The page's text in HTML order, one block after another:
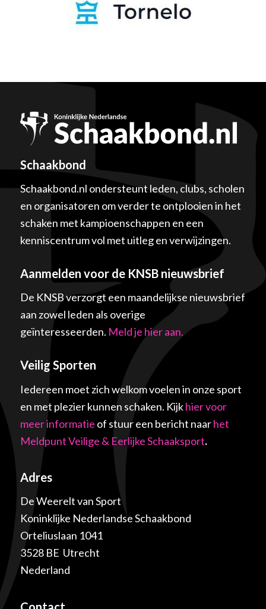
Schaakbond
Schaakbond.nl ondersteunt leden, clubs, scholen
en organisatoren om verder te ontplooien in het
schaken met kampioenschappen en een
kenniscentrum vol met uitleg en verwijzingen.
Aanmelden voor de KNSB nieuwsbrief
De KNSB verzorgt een maandelijkse nieuwsbrief
aan zowel leden als overige
geïnteresseerden. Meld je hier aan.
Veilig Sporten
Iedereen moet zich welkom voelen in onze sport
en met plezier kunnen schaken. Kijkhier voor
meer informatie of stuur een bericht naarhet
Meldpunt Veilige & Eerlijke Schaaksport.
Adres
De Weerelt van Sport
Koninklijke Nederlandse Schaakbond
Orteliuslaan 1041
3528 BE Utrecht
Nederland